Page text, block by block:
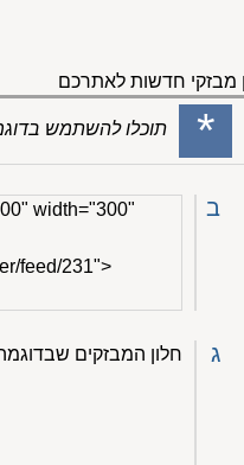
מבזקי חדשות לאתרכם
* תוכלו להשתמש
ב
width="300"
feed/231">
ג חלון המבזקים